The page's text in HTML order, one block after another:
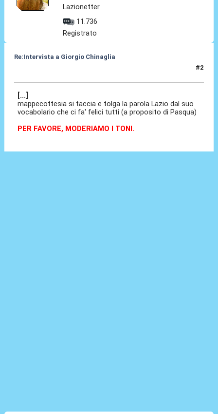
Lazionetter
11.736
Registrato
Re:Intervista a Giorgio Chinaglia
#2
[...]
mappecottesia si taccia e tolga la parola Lazio dal suo
vocabolario che ci fa' felici tutti (a proposito di Pasqua)
PER FAVORE, MODERIAMO I TONI.